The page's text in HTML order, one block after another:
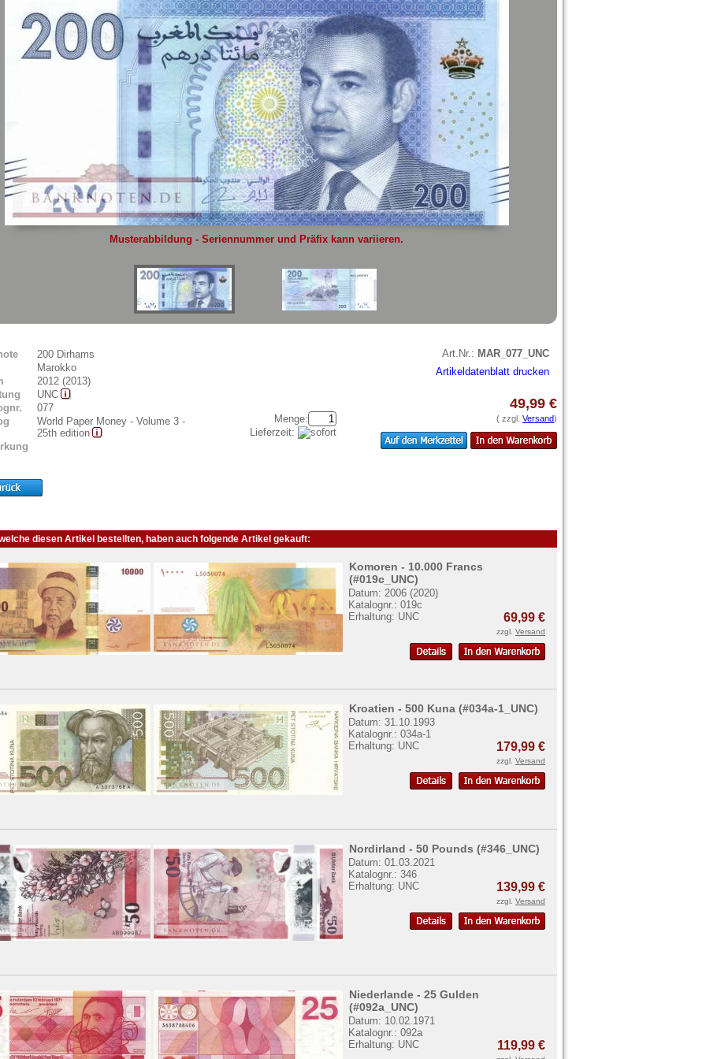
Siehier.
Musterabbildung - Seriennummer und Präfix kann variieren.
200 Dirhams
Marokko
2012 (2013)
UNC
077
World Paper Money - Volume 3 -
25th edition
Art.Nr.: MAR_077_UNC
Artikeldatenblatt drucken
Menge:
Lieferzeit:
49,99 €
( zzgl. Versand)
diesen Artikel bestellten, haben auch folgende Artikel gekauft:
Komoren - 10.000 Francs
(#019c_UNC)
Datum: 2006 (2020)
Katalognr.: 019c
Erhaltung: UNC
69,99 €
zzgl. Versand
Kroatien - 500 Kuna (#034a-1_UNC)
Datum: 31.10.1993
Katalognr.: 034a-1
Erhaltung: UNC
179,99 €
zzgl. Versand
Nordirland - 50 Pounds (#346_UNC)
Datum: 01.03.2021
Katalognr.: 346
Erhaltung: UNC
139,99 €
zzgl. Versand
Niederlande - 25 Gulden
(#092a_UNC)
Datum: 10.02.1971
Katalognr.: 092a
Erhaltung: UNC
119,99 €